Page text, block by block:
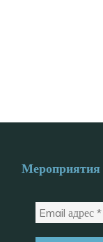
Мероприятия